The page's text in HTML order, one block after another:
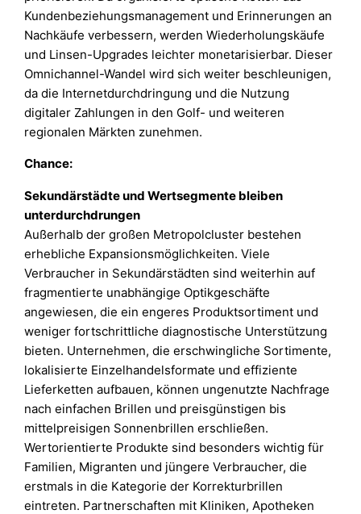
Kundenbeziehungsmanagement und Erinnerungen an
Nachkäufe verbessern, werden Wiederholungskäufe
und Linsen-Upgrades leichter monetarisierbar. Dieser
Omnichannel-Wandel wird sich weiter beschleunigen,
da die Internetdurchdringung und die Nutzung
digitaler Zahlungen in den Golf- und weiteren
regionalen Märkten zunehmen.
Chance:
Sekundärstädte und Wertsegmente bleiben
unterdurchdrungen
Außerhalb der großen Metropolcluster bestehen
erhebliche Expansionsmöglichkeiten. Viele
Verbraucher in Sekundärstädten sind weiterhin auf
fragmentierte unabhängige Optikgeschäfte
angewiesen, die ein engeres Produktsortiment und
weniger fortschrittliche diagnostische Unterstützung
bieten. Unternehmen, die erschwingliche Sortimente,
lokalisierte Einzelhandelsformate und effiziente
Lieferketten aufbauen, können ungenutzte Nachfrage
nach einfachen Brillen und preisgünstigen bis
mittelpreisigen Sonnenbrillen erschließen.
Wertorientierte Produkte sind besonders wichtig für
Familien, Migranten und jüngere Verbraucher, die
erstmals in die Kategorie der Korrekturbrillen
eintreten. Partnerschaften mit Kliniken, Apotheken